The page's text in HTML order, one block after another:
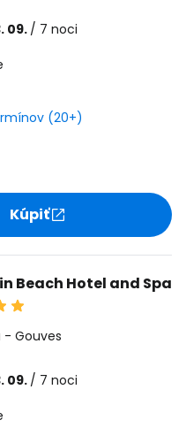
09. / 7 noci
(20+)
Kúpiť
Beach Hotel and Spa
- Gouves
09. / 7 noci